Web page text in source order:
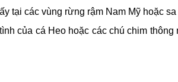
tại các vùng rừng rậm Nam Mỹ hoặc
của cá Heo hoặc các chú chim